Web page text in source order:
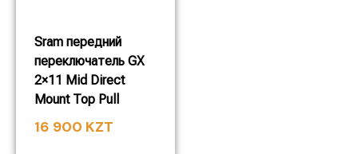
Sram передний
переключатель GX
2×11 Mid Direct
Mount Top Pull
16 900 KZT